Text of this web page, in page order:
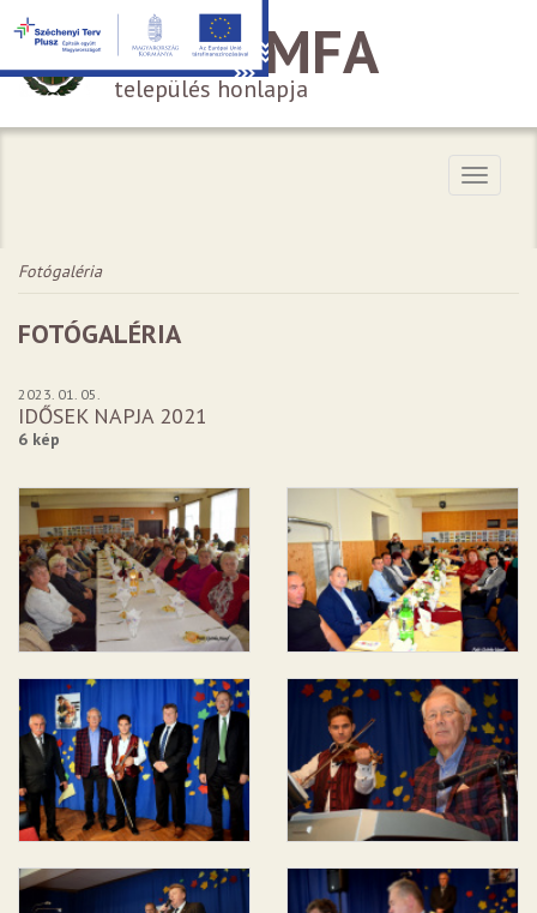
HÁROMFA
település honlapja
Menü
Fotógaléria
FOTÓGALÉRIA
2023. 01. 05.
IDŐSEK NAPJA 2021
6 kép